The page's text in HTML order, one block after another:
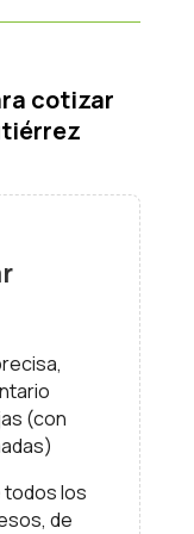
cotizar
(con
los
de